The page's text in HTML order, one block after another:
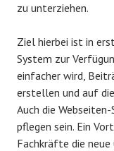
zu unterziehen.
Ziel hierbei ist in
System zur
einfacher wird,
erstellen und auf
Auch die
pflegen sein. Ein
Fachkräfte die